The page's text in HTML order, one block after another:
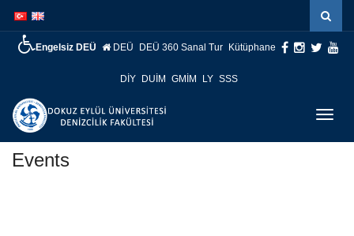
atla
atla
Engelsiz DEÜ DEÜ DEÜ 360 Sanal Tur Kütüphane
DİY DUİM GMİM LY SSS
Events